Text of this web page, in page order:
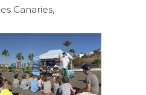
Canaries,